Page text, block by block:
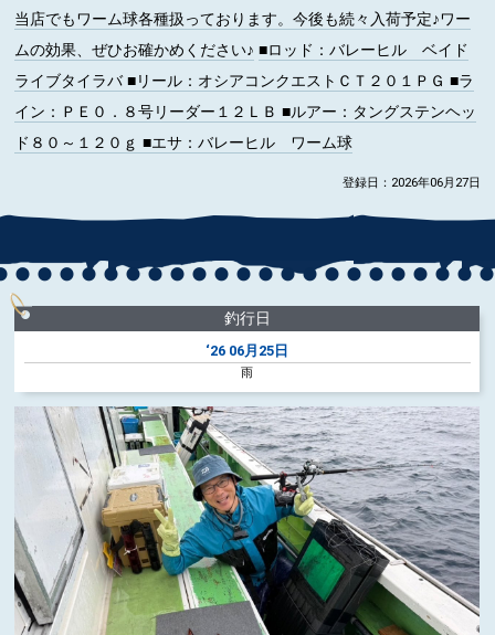
当店でもワーム球各種扱っております。今後も続々入荷予定♪ワー
ムの効果、ぜひお確かめください♪ ■ロッド ：バレーヒル ベイド
ライブタイラバ■リール ：オシアコンクエストＣＴ２０１ＰＧ■ラ
イン ：ＰＥ０．８号リーダー１２ＬＢ■ルアー ：タングステンヘッ
ド８０～１２０ｇ■エサ ：バレーヒル ワーム球
登録日：2026年06月27日
釣行日
‘26 06月25日
雨